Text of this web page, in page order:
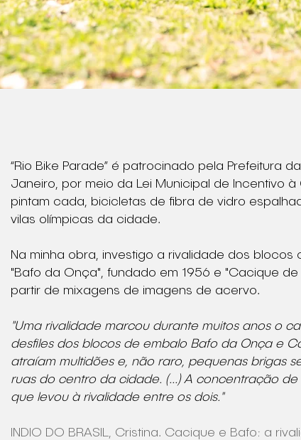
“Rio Bike Parade” é patrocinado pela Prefeitura
Janeiro, por meio da Lei Municipal de Incentivo à
pintam cada, bicicletas de fibra de vidro
vilas olímpicas da cidade.
Na minha obra, investigo a rivalidade dos blocos
"Bafo da Onça", fundado em 1956 e "Cacique de
partir de mixagens de imagens de acervo.
"Uma rivalidade marcou durante muitos anos o
desfiles dos blocos de embalo Bafo da Onça e
atraíam multidões e, não raro, pequenas brigas
ruas do centro da cidade. (...) A concentração de
que levou à rivalidade entre os dois."
INDIO DO BRASIL, Cristina. Cacique e Bafo: a